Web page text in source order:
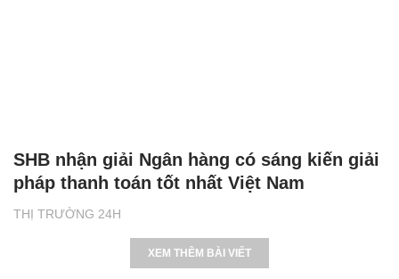
THỊ TRƯỜNG 24H
SHB nhận giải Ngân hàng có sáng kiến giải
pháp thanh toán tốt nhất Việt Nam
XEM THÊM BÀI VIẾT